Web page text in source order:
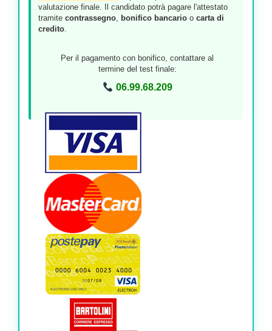
valutazione finale. Il candidato potrà pagare l'attestato
tramite contrassegno, bonifico bancario o carta di
credito.
Per il pagamento con bonifico, contattare al
termine del test finale:
06.99.68.209